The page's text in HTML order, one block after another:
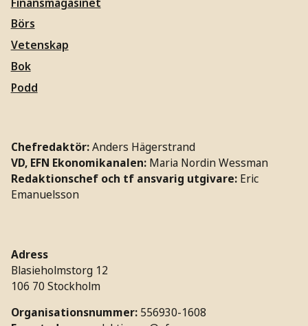
Börs
Vetenskap
Bok
Podd
Chefredaktör:Anders Hägerstrand
VD, EFN Ekonomikanalen: Maria Nordin Wessman
Redaktionschef och tf ansvarig utgivare: Eric
Emanuelsson
Adress
Blasieholmstorg 12
106 70 Stockholm
Organisationsnummer: 556930-1608